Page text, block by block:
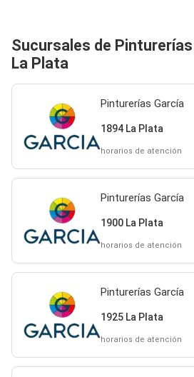
Sucursales de
La Plata
Pinturerías García
1894 La Plata
horarios de atención
Pinturerías García
1900 La Plata
horarios de atención
Pinturerías García
1925 La Plata
horarios de atención